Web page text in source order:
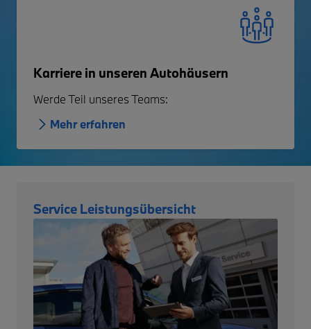
Karriere in unseren Autohäusern
Werde Teil unseres Teams:
Mehr erfahren
Service Leistungsübersicht